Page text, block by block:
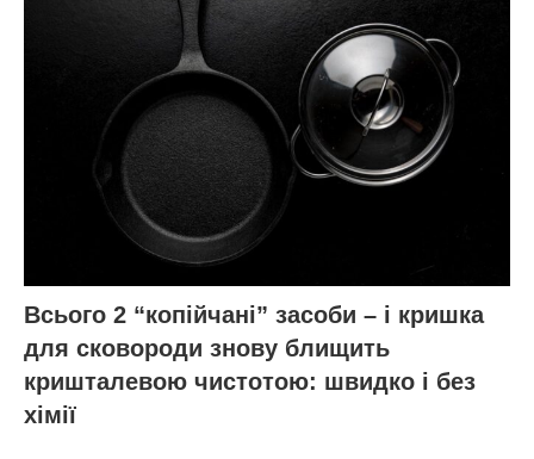
Всього 2 “копійчані” засоби – і кришка
для сковороди знову блищить
кришталевою чистотою: швидко і без
хімії